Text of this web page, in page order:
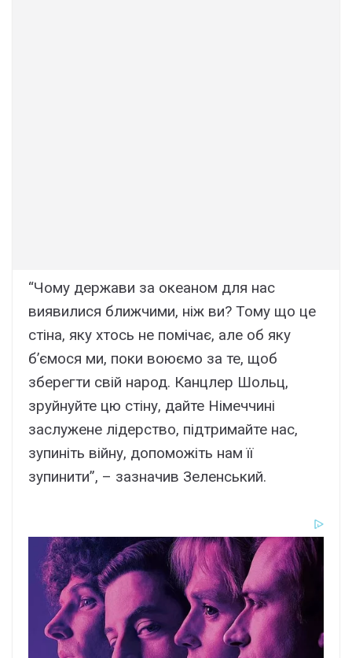
“Чому держави за океаном для нас
виявилися ближчими, ніж ви? Тому що це
стіна, яку хтось не помічає, але об яку
б’ємося ми, поки воюємо за те, щоб
зберегти свій народ. Канцлер Шольц,
зруйнуйте цю стіну, дайте Німеччині
заслужене лідерство, підтримайте нас,
зупиніть війну, допоможіть нам її
зупинити”, – зазначив Зеленський.